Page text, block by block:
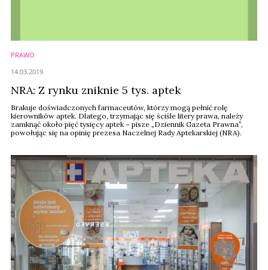
PRAWO
NRA: Z rynku zniknie 5 tys. aptek
Brakuje doświadczonych farmaceutów, którzy mogą pełnić rolę
kierowników aptek. Dlatego, trzymając się ściśle litery prawa, należy
zamknąć około pięć tysięcy aptek – pisze „Dziennik Gazeta Prawna”,
powołując się na opinię prezesa Naczelnej Rady Aptekarskiej (NRA).
14.03.2019